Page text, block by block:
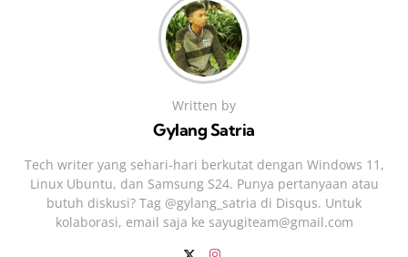
Written by
Gylang Satria
Tech writer yang sehari‑hari berkutat dengan Windows 11,
Linux Ubuntu, dan Samsung S24. Punya pertanyaan atau
butuh diskusi? Tag @gylang_satria di Disqus. Untuk
kolaborasi, email saja ke sayugiteam@gmail.com